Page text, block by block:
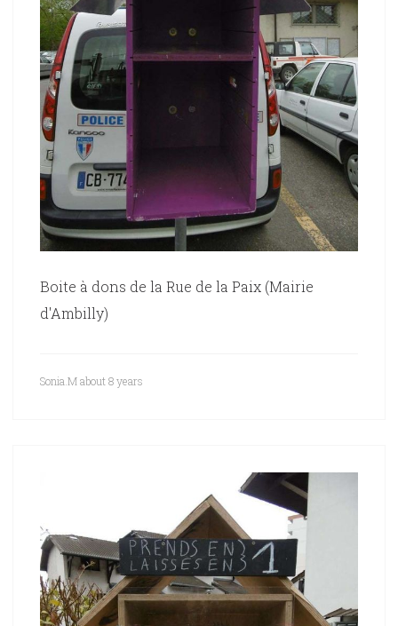
Boite à dons de la Rue de la Paix (Mairie
d'Ambilly)
Sonia.Mabout 8 years